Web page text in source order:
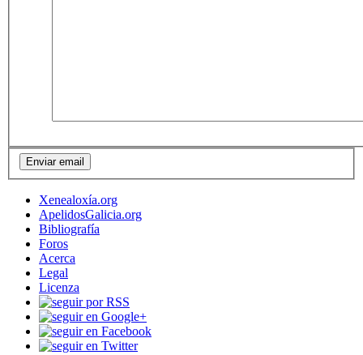
Xenealoxía.org
ApelidosGalicia.org
Bibliografía
Foros
Acerca
Legal
Licenza